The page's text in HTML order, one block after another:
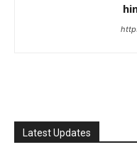
Latest Updates